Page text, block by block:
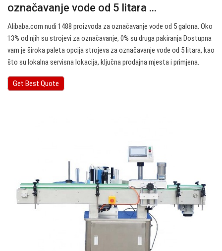
označavanje vode od 5 litara ...
Alibaba.com nudi 1488 proizvoda za označavanje vode od 5 galona. Oko
13% od njih su strojevi za označavanje, 0% su druga pakiranja Dostupna
vam je široka paleta opcija strojeva za označavanje vode od 5 litara, kao
što su lokalna servisna lokacija, ključna prodajna mjesta i primjena.
Get Best Quote